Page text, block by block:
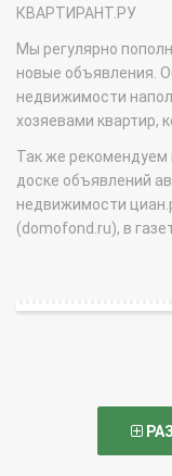
КВАРТИРАНТ.РУ
Мы регулярно
новые объявления.
недвижимости
хозяевами квартир,
Так же
доске объявлений
недвижимости
(domofond.ru), в